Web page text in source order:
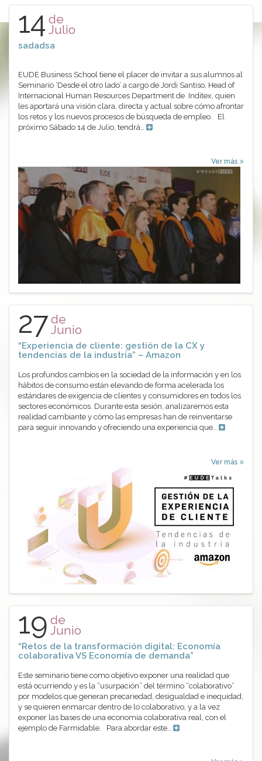
14 de
Julio
sadadsa
EUDE Business School tiene el placer de invitar a sus alumnos al
Seminario ‘Desde el otro lado’ a cargo de Jordi Santiso, Head of
Internacional Human Resources Department de Inditex, quien
les aportará una visión clara, directa y actual sobre cómo afrontar
los retos y los nuevos procesos de búsqueda de empleo. El
próximo Sábado 14 de Julio, tendrá…
Ver más
27de
Junio
“Experiencia de cliente: gestión de la CX y
tendencias de la industria” – Amazon
Los profundos cambios en la sociedad de la información y en los
hábitos de consumo están elevando de forma acelerada los
estándares de exigencia de clientes y consumidores en todos los
sectores económicos. Durante esta sesión, analizaremos esta
realidad cambiante y cómo las empresas han de reinventarse
para seguir innovando y ofreciendo una experiencia que…
Ver más
19 de
Junio
“Retos de la transformación digital: Economía
colaborativa VS Economía de demanda”
Este seminario tiene como objetivo exponer una realidad que
está ocurriendo y es la “usurpación” del término “colaborativo”
por modelos que generan precariedad, desigualdad e inequidad,
y se quieren enmarcar dentro de lo colaborativo, y a la vez
exponer las bases de una economía colaborativa real, con el
ejemplo de Farmidable. Para abordar este…